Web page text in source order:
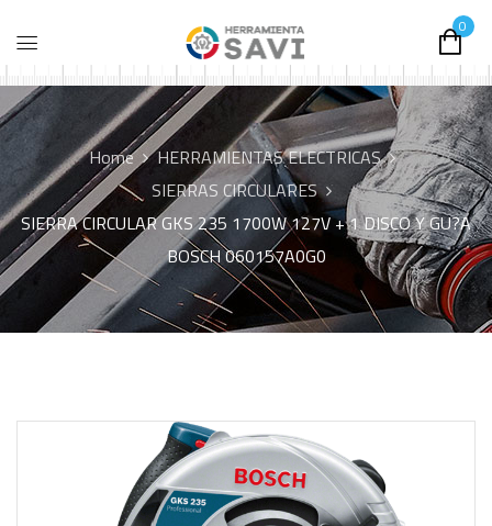
0
Home
HERRAMIENTAS ELECTRICAS
SIERRAS CIRCULARES
SIERRA CIRCULAR GKS 235 1700W 127V + 1 DISCO Y GU?A
BOSCH 060157A0G0